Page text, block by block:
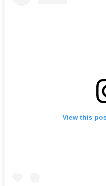
View this